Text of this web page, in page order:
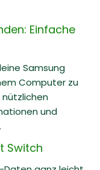
Einfache
Samsung
Computer zu
nützlichen
und
Switch